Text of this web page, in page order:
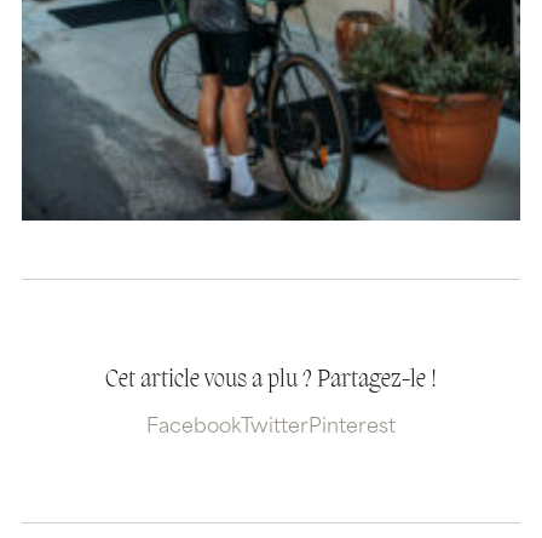
Cet article vous a plu ? Partagez-le !
Facebook TwitterPinterest